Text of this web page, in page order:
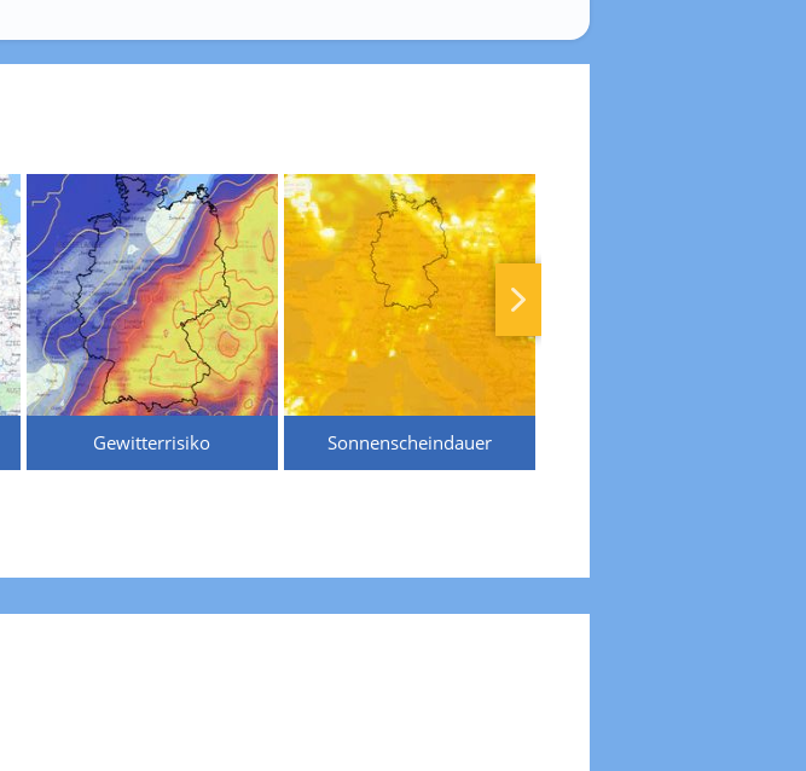
Gewitterrisiko Sonnenscheindauer